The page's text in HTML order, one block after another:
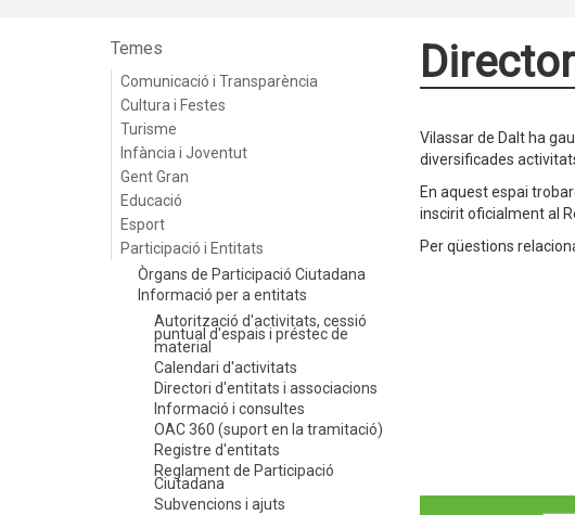
Temes
Comunicació i Transparència
Cultura i Festes
Turisme
Infància i Joventut
Gent Gran
Educació
Esport
Participació i Entitats
Òrgans de Participació Ciutadana
Informació per a entitats
Autorització d'activitats, cessió
puntual d'espais i préstec de
material
Calendari d'activitats
Directori d'entitats i associacions
Informació i consultes
OAC 360 (suport en la tramitació)
Registre d'entitats
Reglament de Participació
Ciutadana
Subvencions i ajuts
Vilassar de Dalt ha
diversificades
En aquest espai
inscirit oficialment al
Per qüestions